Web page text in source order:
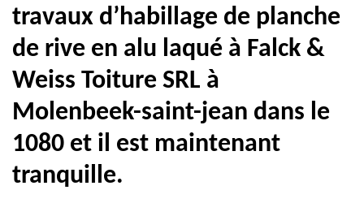
travaux d’habillage de planche
de rive en alu laqué à Falck &
Weiss Toiture SRL à
Molenbeek-saint-jean dans le
1080 et il est maintenant
tranquille.